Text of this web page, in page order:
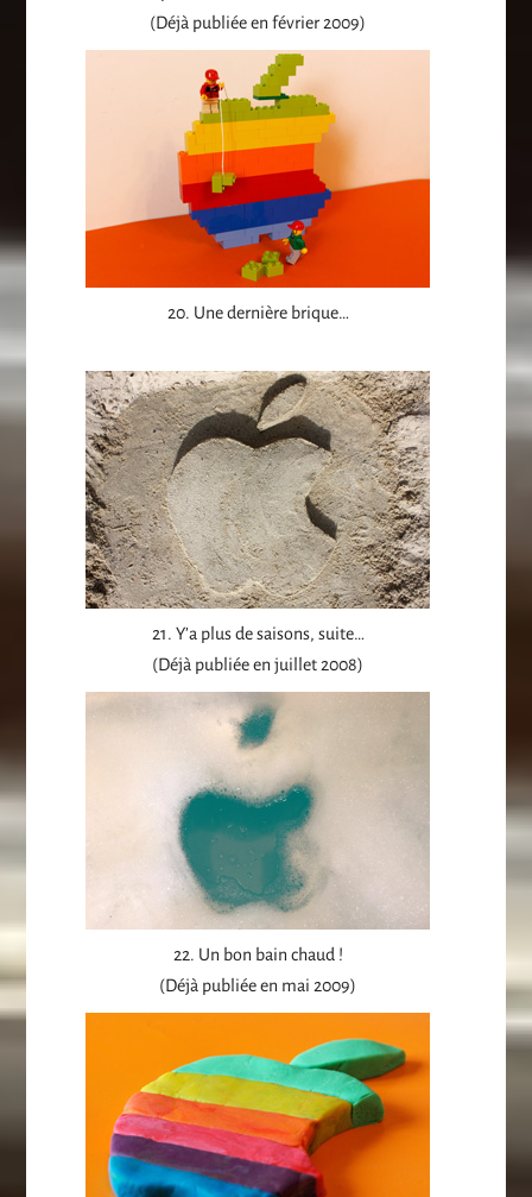
(Déjà publiée en février 2009)
20. Une dernière brique…
21. Y’a plus de saisons, suite…
(Déjà publiée en juillet 2008)
22. Un bon bain chaud !
(Déjà publiée en mai 2009)